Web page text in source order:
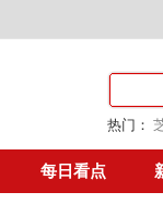
热门：
每日看点